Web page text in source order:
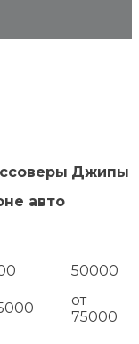
Джипы
авто
50000
от
75000